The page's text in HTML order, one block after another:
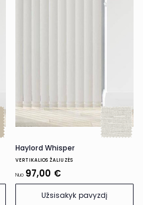
Haylord Whisper
VERTIKALIOS ŽALIUZĖS
Nuo 97,00 €
Užsisakyk pavyzdį